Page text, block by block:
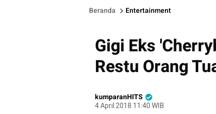
Beranda Entertainment
Gigi Eks
Restu Orang
kumparanHITS
4 April 2018 11:40 WIB